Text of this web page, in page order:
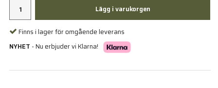
Lägg i varukorgen
Finns i lager för omgående leverans
NYHET - Nu erbjuder vi Klarna!